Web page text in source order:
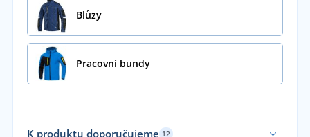
Blůzy
Pracovní bundy
K produktu doporučujeme 12